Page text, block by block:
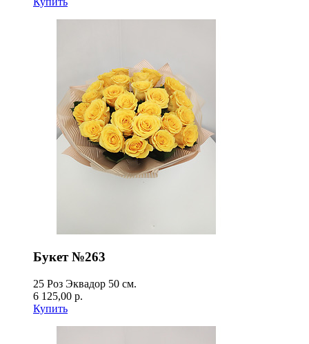
Букет №263
25 Роз Эквадор 50 см.
6 125,00 р.
Купить